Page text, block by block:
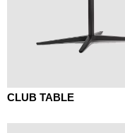
CLUB TABLE